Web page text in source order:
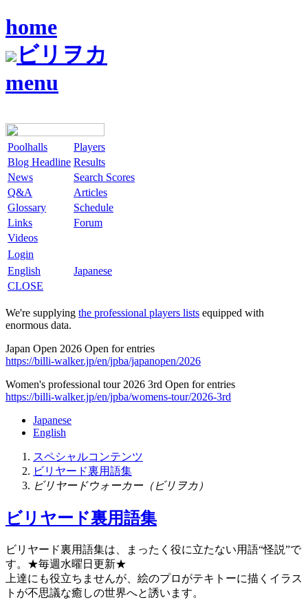
home
ビリヲカ
menu
Poolhalls
Players
Blog Headline Results
News
Search Scores
Q&A
Articles
Glossary
Schedule
Links
Forum
Videos
Login
English
Japanese
CLOSE
We're supplying the professional players lists equipped with
enormous data.
Japan Open 2026 Open for entries
https://billi-walker.jp/en/jpba/japanopen/2026
Women's professional tour 2026 3rd Open for entries
https://billi-walker.jp/en/jpba/womens-tour/2026-3rd
Japanese
English
スペシャルコンテンツ
ビリヤード裏用語集
ビリヤードウォーカー（ビリヲカ）
ビリヤード裏用語集
ビリヤード裏用語集は、まったく役に立たない用語“怪説”で
す。 ★毎週水曜日更新★
上達にも役立ちませんが、絵のプロがテキトーに描くイラス
トが不思議な癒しの世界へと誘います。